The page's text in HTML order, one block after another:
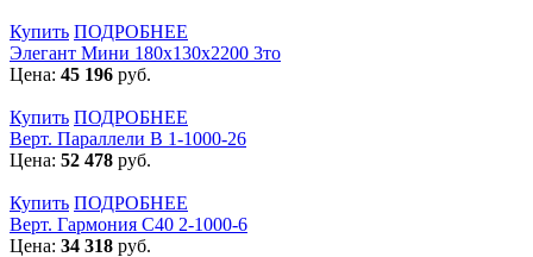
Купить ПОДРОБНЕЕ
Элегант Мини 180x130x2200 3то
Цена: 45 196 руб.
Купить ПОДРОБНЕЕ
Верт. Параллели В 1-1000-26
Цена: 52 478 руб.
Купить ПОДРОБНЕЕ
Верт. Гармония С40 2-1000-6
Цена: 34 318 руб.